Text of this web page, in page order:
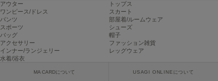
フィリーチョコレート
poláura
ポローラ
PUMA
プーマ
アウター
トップス
ワンピース/ドレス
スカート
パンツ
部屋着/ルームウェア
スポーツ
シューズ
バッグ
帽子
アクセサリー
ファッション雑貨
インナー/ランジェリー
レッグウェア
水着/浴衣
MA CARDについて USAGI ONLINEについて